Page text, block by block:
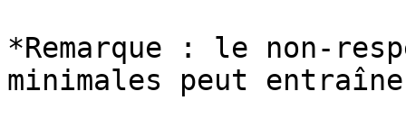
*Remarque : le non-
minimales peut